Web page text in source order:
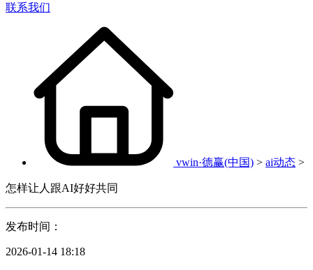
联系我们
vwin·德赢(中国) > ai动态 >
怎样让人跟AI好好共同
发布时间：
2026-01-14 18:18